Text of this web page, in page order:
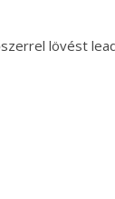
lövést